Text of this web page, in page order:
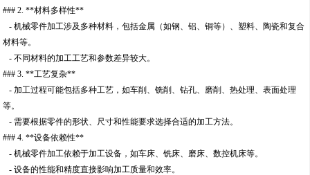
### 2. **材料多样性**
- 机械零件加工涉及多种材料，包括金属（如钢、铝、铜等）、塑料、陶瓷和复合
材料等。
- 不同材料的加工工艺和参数差异较大。
### 3. **工艺复杂**
- 加工过程可能包括多种工艺，如车削、铣削、钻孔、磨削、热处理、表面处理
等。
- 需要根据零件的形状、尺寸和性能要求选择合适的加工方法。
### 4. **设备依赖性**
- 机械零件加工依赖于加工设备，如车床、铣床、磨床、数控机床等。
- 设备的性能和精度直接影响加工质量和效率。